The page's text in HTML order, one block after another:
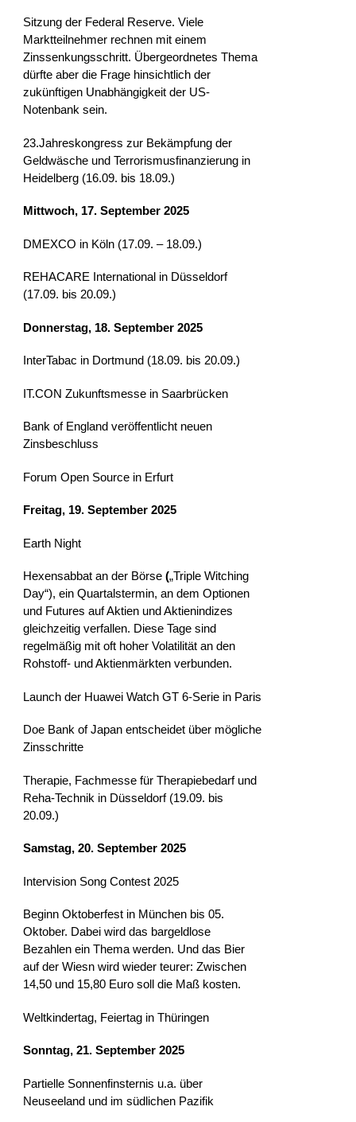
Sitzung der Federal Reserve. Viele
Marktteilnehmer rechnen mit einem
Zinssenkungsschritt. Übergeordnetes Thema
dürfte aber die Frage hinsichtlich der
zukünftigen Unabhängigkeit der US-
Notenbank sein.
23.Jahreskongress zur Bekämpfung der
Geldwäsche und Terrorismusfinanzierung in
Heidelberg (16.09. bis 18.09.)
Mittwoch, 17. September 2025
DMEXCO in Köln (17.09. – 18.09.)
REHACARE International in Düsseldorf
(17.09. bis 20.09.)
Donnerstag, 18. September 2025
InterTabac in Dortmund (18.09. bis 20.09.)
IT.CON Zukunftsmesse in Saarbrücken
Bank of England veröffentlicht neuen
Zinsbeschluss
Forum Open Source in Erfurt
Freitag, 19. September 2025
Earth Night
Hexensabbat an der Börse („Triple Witching
Day“), ein Quartalstermin, an dem Optionen
und Futures auf Aktien und Aktienindizes
gleichzeitig verfallen. Diese Tage sind
regelmäßig mit oft hoher Volatilität an den
Rohstoff- und Aktienmärkten verbunden.
Launch der Huawei Watch GT 6-Serie in Paris
Doe Bank of Japan entscheidet über mögliche
Zinsschritte
Therapie, Fachmesse für Therapiebedarf und
Reha-Technik in Düsseldorf (19.09. bis
20.09.)
Samstag, 20. September 2025
Intervision Song Contest 2025
Beginn Oktoberfest in München bis 05.
Oktober. Dabei wird das bargeldlose
Bezahlen ein Thema werden. Und das Bier
auf der Wiesn wird wieder teurer: Zwischen
14,50 und 15,80 Euro soll die Maß kosten.
Weltkindertag, Feiertag in Thüringen
Sonntag, 21. September 2025
Partielle Sonnenfinsternis u.a. über
Neuseeland und im südlichen Pazifik